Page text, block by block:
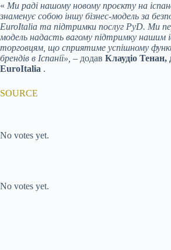
« Ми раді нашому новому проєкту на
знаменує собою іншу бізнес-модель за
EuroItalia та підтримки послуг PyD. Ми
модель надасть вагому підтримку нашим
торговцям, що сприятиме успішному
брендів в Іспанії», – додав Клаудіо Тенан,
EuroItalia .
SOURCE
No votes yet.
No votes yet.